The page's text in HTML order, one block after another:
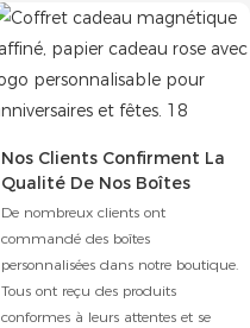
Nos Clients Confirment La
Qualité De Nos Boîtes
De nombreux clients ont
commandé des boîtes
personnalisées dans notre boutique.
Tous ont reçu des produits
conformes à leurs attentes et se